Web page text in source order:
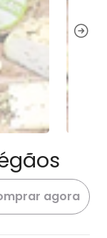
agora